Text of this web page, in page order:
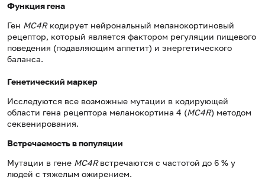
Функция гена
Ген MC4Rкодирует нейрональный меланокортиновый
рецептор, который является фактором регуляции пищевого
поведения (подавляющим аппетит) и энергетического
баланса.
Генетический маркер
Исследуются все возможные мутации в кодирующей
области гена рецептора меланокортина 4 (MC4R) методом
секвенирования.
Встречаемость в популяции
Мутации в гене MC4Rвстречаются с частотой до 6 % у
людей с тяжелым ожирением.